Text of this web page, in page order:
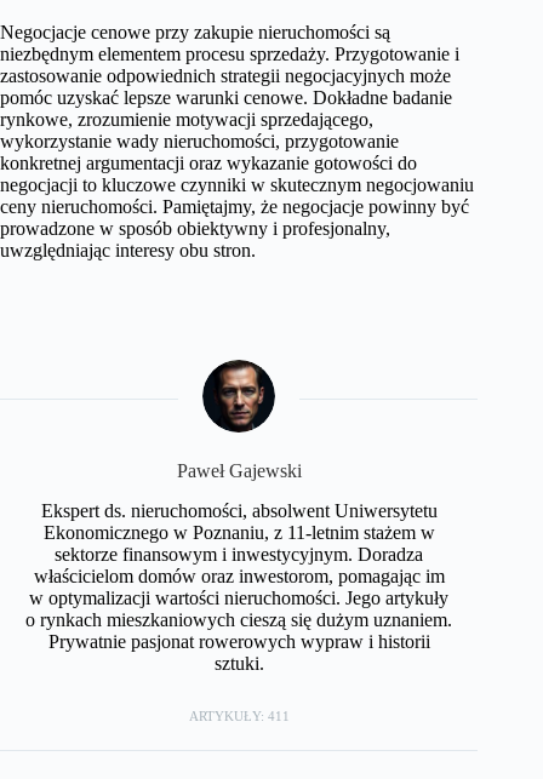
Negocjacje cenowe przy zakupie nieruchomości są
niezbędnym elementem procesu sprzedaży. Przygotowanie i
zastosowanie odpowiednich strategii negocjacyjnych może
pomóc uzyskać lepsze warunki cenowe. Dokładne badanie
rynkowe, zrozumienie motywacji sprzedającego,
wykorzystanie wady nieruchomości, przygotowanie
konkretnej argumentacji oraz wykazanie gotowości do
negocjacji to kluczowe czynniki w skutecznym negocjowaniu
ceny nieruchomości. Pamiętajmy, że negocjacje powinny być
prowadzone w sposób obiektywny i profesjonalny,
uwzględniając interesy obu stron.
Paweł Gajewski
Ekspert ds. nieruchomości, absolwent Uniwersytetu
Ekonomicznego w Poznaniu, z 11-letnim stażem w
sektorze finansowym i inwestycyjnym. Doradza
właścicielom domów oraz inwestorom, pomagając im
w optymalizacji wartości nieruchomości. Jego artykuły
o rynkach mieszkaniowych cieszą się dużym uznaniem.
Prywatnie pasjonat rowerowych wypraw i historii
sztuki.
ARTYKUŁY: 411